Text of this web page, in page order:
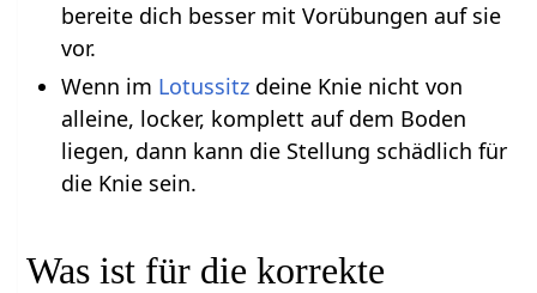
bereite dich besser mit Vorübungen auf sie
vor.
Wenn im Lotussitzdeine Knie nicht von
alleine, locker, komplett auf dem Boden
liegen, dann kann die Stellung schädlich für
die Knie sein.
Was ist für die korrekte